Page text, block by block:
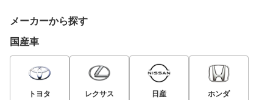
メーカーから探す
国産車
トヨタ レクサス 日産 ホンダ